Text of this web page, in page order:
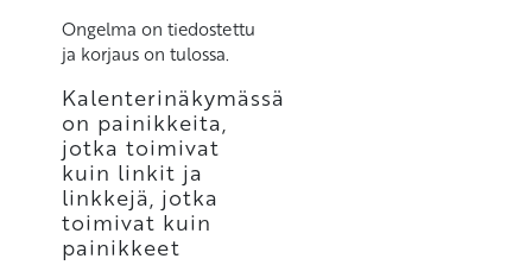
Ongelma on tiedostettu
ja korjaus on tulossa.
Kalenterinäkymässä
on painikkeita,
jotka toimivat
kuin linkit ja
linkkejä, jotka
toimivat kuin
painikkeet